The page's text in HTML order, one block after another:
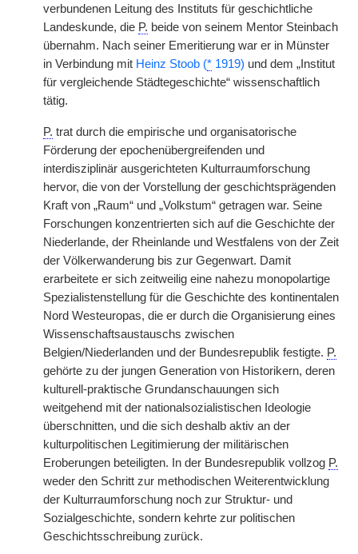
verbundenen Leitung des Instituts für geschichtliche
Landeskunde, die P. beide von seinem Mentor Steinbach
übernahm. Nach seiner Emeritierung war er in Münster
in Verbindung mit Heinz Stoob (* 1919) und dem „Institut
für vergleichende Städtegeschichte“ wissenschaftlich
tätig.
P. trat durch die empirische und organisatorische
Förderung der epochenübergreifenden und
interdisziplinär ausgerichteten Kulturraumforschung
hervor, die von der Vorstellung der geschichtsprägenden
Kraft von „Raum“ und „Volkstum“ getragen war. Seine
Forschungen konzentrierten sich auf die Geschichte der
Niederlande, der Rheinlande und Westfalens von der Zeit
der Völkerwanderung bis zur Gegenwart. Damit
erarbeitete er sich zeitweilig eine nahezu monopolartige
Spezialistenstellung für die Geschichte des kontinentalen
Nord Westeuropas, die er durch die Organisierung eines
Wissenschaftsaustauschs zwischen
Belgien/Niederlanden und der Bundesrepublik festigte. P.
gehörte zu der jungen Generation von Historikern, deren
kulturell-praktische Grundanschauungen sich
weitgehend mit der nationalsozialistischen Ideologie
überschnitten, und die sich deshalb aktiv an der
kulturpolitischen Legitimierung der militärischen
Eroberungen beteiligten. In der Bundesrepublik vollzog P.
weder den Schritt zur methodischen Weiterentwicklung
der Kulturraumforschung noch zur Struktur- und
Sozialgeschichte, sondern kehrte zur politischen
Geschichtsschreibung zurück.